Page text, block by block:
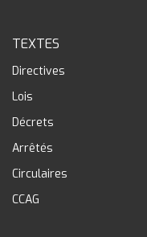
TEXTES
Directives
Lois
Décrets
Arrêtés
Circulaires
CCAG